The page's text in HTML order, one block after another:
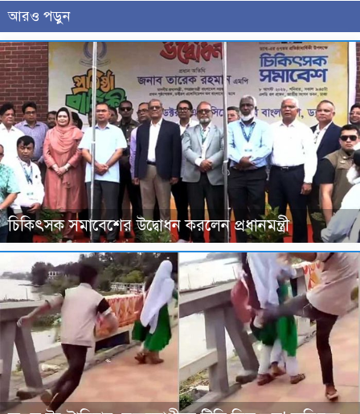
আরও পড়ুন
চিকিৎসক সমাবেশের উদ্বোধন করলেন প্রধানমন্ত্রী